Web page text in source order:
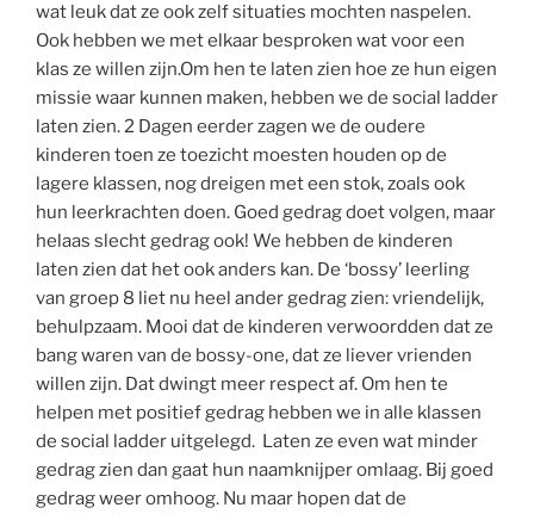
wat leuk dat ze ook zelf situaties mochten naspelen.
Ook hebben we met elkaar besproken wat voor een
klas ze willen zijn.Om hen te laten zien hoe ze hun eigen
missie waar kunnen maken, hebben we de social ladder
laten zien. 2 Dagen eerder zagen we de oudere
kinderen toen ze toezicht moesten houden op de
lagere klassen, nog dreigen met een stok, zoals ook
hun leerkrachten doen. Goed gedrag doet volgen, maar
helaas slecht gedrag ook! We hebben de kinderen
laten zien dat het ook anders kan. De ‘bossy’ leerling
van groep 8 liet nu heel ander gedrag zien: vriendelijk,
behulpzaam. Mooi dat de kinderen verwoordden dat ze
bang waren van de bossy-one, dat ze liever vrienden
willen zijn. Dat dwingt meer respect af. Om hen te
helpen met positief gedrag hebben we in alle klassen
de social ladder uitgelegd. Laten ze even wat minder
gedrag zien dan gaat hun naamknijper omlaag. Bij goed
gedrag weer omhoog. Nu maar hopen dat de